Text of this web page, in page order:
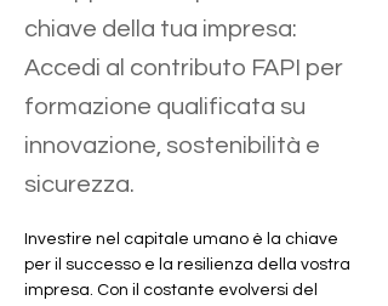
chiave della tua impresa:
Accedi al contributo FAPI per
formazione qualificata su
innovazione, sostenibilità e
sicurezza.
Investire nel capitale umano è la chiave
per il successo e la resilienza della vostra
impresa. Con il costante evolversi del